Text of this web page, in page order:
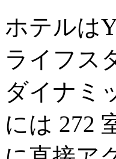
ホテルは
ライフス
ダイナミ
には 272